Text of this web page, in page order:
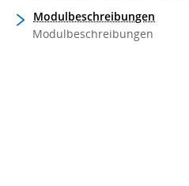
Modulbeschreibungen
Modulbeschreibungen